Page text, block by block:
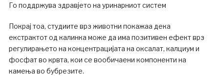
Го поддржува здравјето на уринарниот систем
Покрај тоа, студиите врз животни покажаа дека
екстрактот од калинка може да има позитивен ефект врз
регулирањето на концентрацијата на оксалат, калциум и
фосфат во крвта, кои се вообичаени компоненти на
камења во бубрезите.